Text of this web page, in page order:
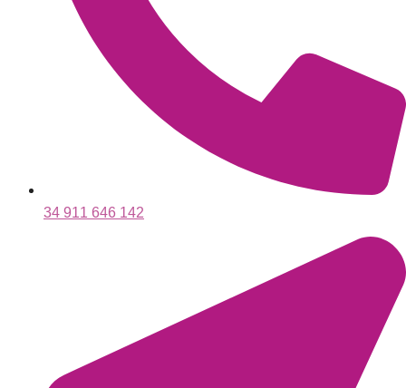
34 911 646 142